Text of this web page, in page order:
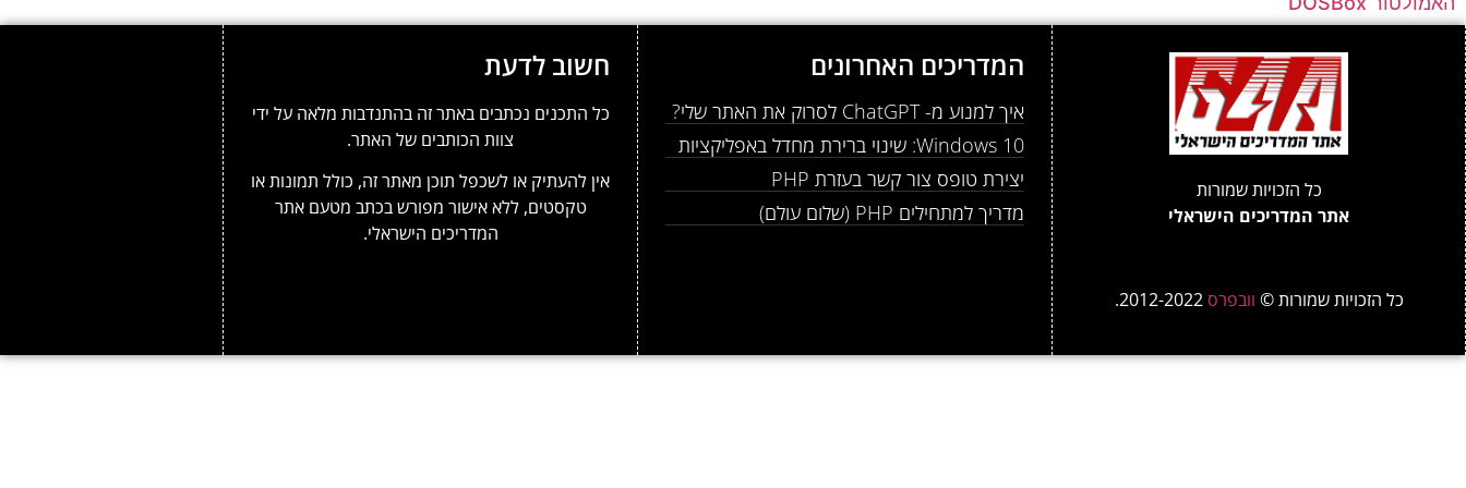
כל הזכויות שמורות
אתר המדריכים הישראלי
כל הזכויות שמורות © וובפרס 2012-2022.
המדריכים האחרונים
איך למנוע מ- ChatGPT לסרוק את האתר שלי?
Windows 10: שינוי ברירת מחדל באפליקציות
יצירת טופס צור קשר בעזרת PHP
מדריך למתחילים PHP (שלום עולם)
חשוב לדעת
כל התכנים נכתבים באתר זה בהתנדבות מלאה על ידי
צוות הכותבים של האתר.
אין להעתיק או לשכפל תוכן מאתר זה, כולל תמונות או
טקסטים, ללא אישור מפורש בכתב מטעם אתר
המדריכים הישראלי.